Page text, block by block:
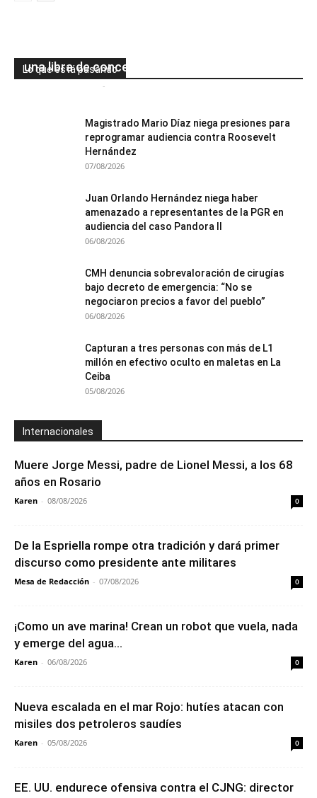
Lo que está pasando
una libra de concentrado de marihuana
-
Magistrado Mario Díaz niega presiones para
reprogramar audiencia contra Roosevelt
Hernández
07/08/2026
Juan Orlando Hernández niega haber
amenazado a representantes de la PGR en
audiencia del caso Pandora II
06/08/2026
CMH denuncia sobrevaloración de cirugías
bajo decreto de emergencia: “No se
negociaron precios a favor del pueblo”
06/08/2026
Capturan a tres personas con más de L1
millón en efectivo oculto en maletas en La
Ceiba
05/08/2026
Internacionales
Muere Jorge Messi, padre de Lionel Messi, a los 68
años en Rosario
Karen - 08/08/2026 0
De la Espriella rompe otra tradición y dará primer
discurso como presidente ante militares
Mesa de Redacción - 07/08/2026 0
¡Como un ave marina! Crean un robot que vuela, nada
y emerge del agua...
Karen - 06/08/2026 0
Nueva escalada en el mar Rojo: hutíes atacan con
misiles dos petroleros saudíes
Karen - 05/08/2026 0
EE. UU. endurece ofensiva contra el CJNG: director